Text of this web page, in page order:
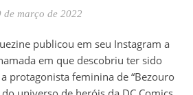
de março de 2022
em que descobriu ter sido
protagonista feminina de “Bezouro